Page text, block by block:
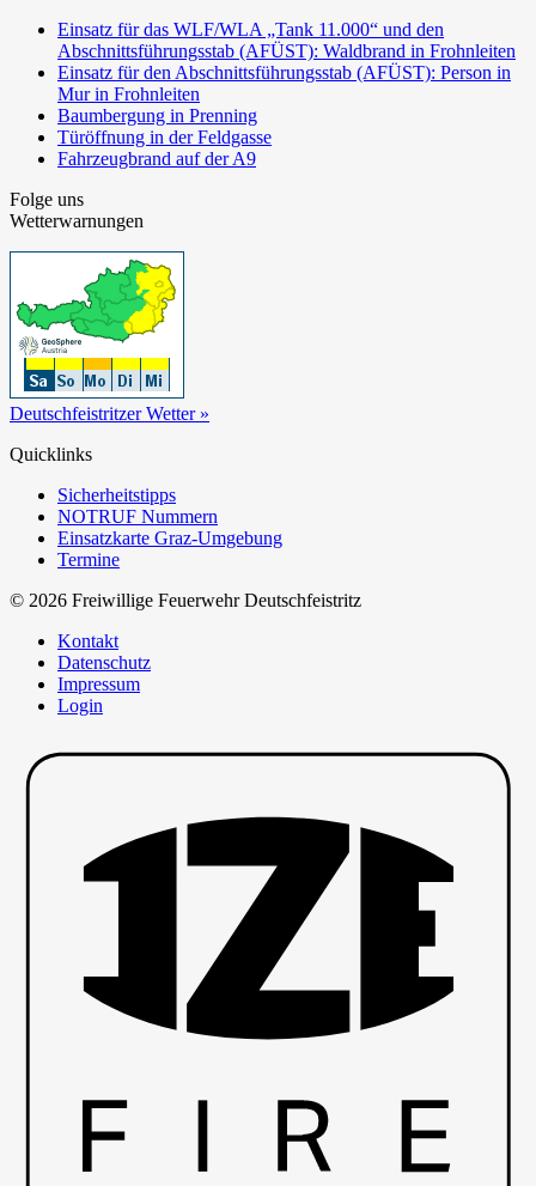
Einsatz für das WLF/WLA „Tank 11.000“ und den
Abschnittsführungsstab (AFÜST): Waldbrand in Frohnleiten
Einsatz für den Abschnittsführungsstab (AFÜST): Person in
Mur in Frohnleiten
Baumbergung in Prenning
Türöffnung in der Feldgasse
Fahrzeugbrand auf der A9
Folge uns
Wetterwarnungen
Deutschfeistritzer Wetter »
Quicklinks
Sicherheitstipps
NOTRUF Nummern
Einsatzkarte Graz-Umgebung
Termine
© 2026 Freiwillige Feuerwehr Deutschfeistritz
Kontakt
Datenschutz
Impressum
Login